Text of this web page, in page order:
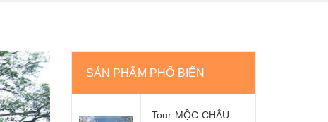
SẢN PHẨM PHỔ BIẾN
Tour MỘC CHÂU